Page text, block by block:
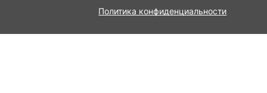
Политика конфиденциальности